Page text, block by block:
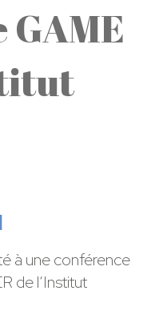
à une conférence
de l’Institut